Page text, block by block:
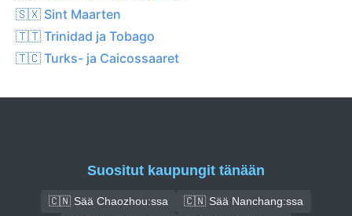
🇸🇽 Sint Maarten
🇹🇹 Trinidad ja Tobago
🇹🇨 Turks- ja Caicossaaret
Suositut kaupungit tänään
🇨🇳 Sää Chaozhou:ssa
🇨🇳 Sää Nanchang:ssa